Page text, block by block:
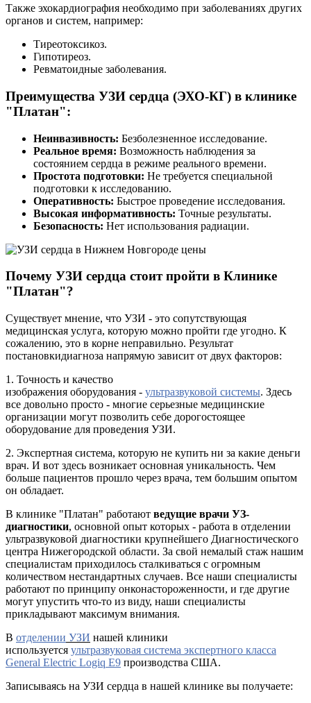
Также эхокардиография необходимо при заболеваниях других
органов и систем, например:
Тиреотоксикоз.
Гипотиреоз.
Ревматоидные заболевания.
Преимущества УЗИ сердца (ЭХО-КГ) в клинике
"Платан":
Неинвазивность: Безболезненное исследование.
Реальное время: Возможность наблюдения за
состоянием сердца в режиме реального времени.
Простота подготовки: Не требуется специальной
подготовки к исследованию.
Оперативность: Быстрое проведение исследования.
Высокая информативность: Точные результаты.
Безопасность: Нет использования радиации.
Почему УЗИ сердца стоит пройти в Клинике
"Платан"?
Существует мнение, что УЗИ - это сопутствующая
медицинская услуга, которую можно пройти где угодно. К
сожалению, это в корне неправильно. Результат
постановкидиагноза напрямую зависит от двух факторов:
1. Точность и качество
изображения оборудования - ультразвуковой системы. Здесь
все довольно просто - многие серьезные медицинские
организации могут позволить себе дорогостоящее
оборудование для проведения УЗИ.
2. Экспертная система, которую не купить ни за какие деньги
врач. И вот здесь возникает основная уникальность. Чем
больше пациентов прошло через врача, тем большим опытом
он обладает.
В клинике "Платан" работают ведущие врачи УЗ-
диагностики, основной опыт которых - работа в отделении
ультразвуковой диагностики крупнейшего Диагностического
центра Нижегородской области. За свой немалый стаж нашим
специалистам приходилось сталкиваться с огромным
количеством нестандартных случаев. Все наши специалисты
работают по принципу онконастороженности, и где другие
могут упустить что-то из виду, наши специалисты
прикладывают максимум внимания.
В отделении УЗИ нашей клиники
используется ультразвуковая система экспертного класса
General Electric Logiq E9 производства США.
Записываясь на УЗИ сердца в нашей клинике вы получаете: